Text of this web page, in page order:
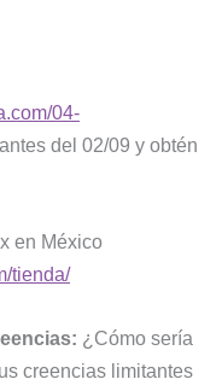
04-
del 02/09 y obtén
en México
tienda/
¿Cómo sería
creencias limitantes